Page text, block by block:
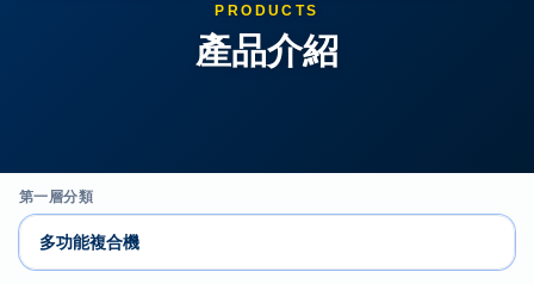
PRODUCTS
產品介紹
第一層分類